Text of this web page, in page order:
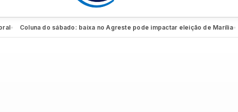
Coluna do sábado: baixa no Agreste pode impactar eleição de Marília●